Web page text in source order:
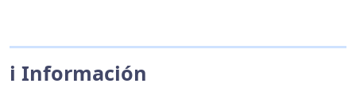
ℹ️ Información